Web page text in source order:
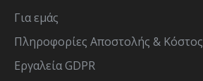
Για εμάς
Πληροφορίες Αποστολής & Κόστος
Εργαλεία GDPR